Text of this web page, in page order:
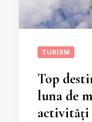
TURISM
Top
luna de
activități